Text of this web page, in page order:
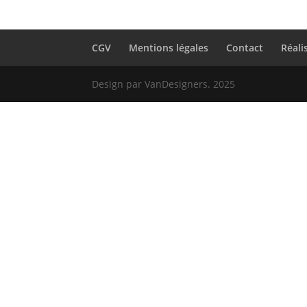
CGV Mentions légales Contact
Design par VanDesigners. 2025